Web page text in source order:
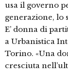
usa il governo
generazione, lo
E’ donna di
a Urbanistica
Torino. «Una
cresciuta